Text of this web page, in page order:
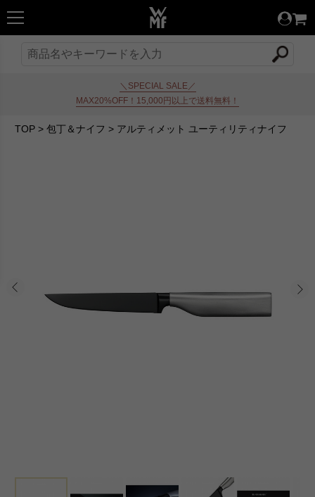
＼SPECIAL SALE／
MAX20%OFF！15,000円以上で送料無料！
TOP> 包丁＆ナイフ > アルティメット ユーティリティナイフ